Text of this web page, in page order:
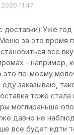
11:47
Уже год
за это время
все
- например,
это по-моему
заказываю,
тоже стала
моглираньше
давно не
все будет идти